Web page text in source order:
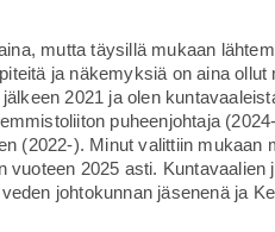
mutta täysillä mukaan
ja näkemyksiä on aina ollut
2021 ja olen
puheenjohtaja
(2022-). Minut valittiin mukaan
vuoteen 2025 asti. Kuntavaalien
johtokunnan jäsenenä ja